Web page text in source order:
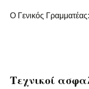
Ο Γενικός
Τεχνικοί